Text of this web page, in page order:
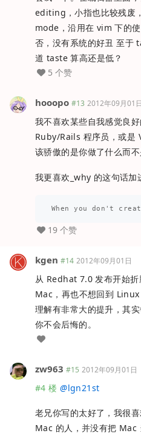
editing，小指也比较残废
mode，沿用在 vim 下的
否，没有系统的好丑 至于
道 taste 算高还是低？
5 个赞
hooopo #13 2012年09月01日
我不喜欢某些自我感觉良
Ruby/Rails 程序员，或
该骄傲的是你做了什么而不
我更喜欢_why 的这句话加
19 个赞
kgen #14 2012年09月01日
从 Redhat 7.0 发布开始
Mac，再也不想回到
理解有非常大的提升，其
你不会后悔的。
zw963 #15 2012年09月01日
#4 楼 @lgn21st
老兄你写的太好了，我很
Mac 的人，并没有把